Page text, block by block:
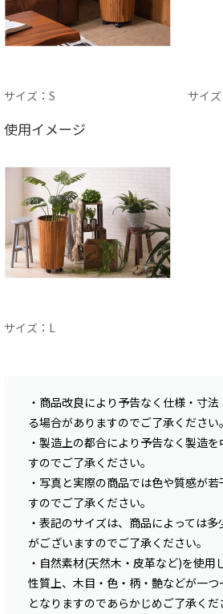
サイズ：S サイズ
使用イメージ
サイズ：L
・商品改良により予告なく仕様・寸
る場合がありますのでご了承ください。
・製造上の都合により予告なく製造
すのでご了承ください。
・写真と実際の商品では色や質感が
すのでご了承ください。
・表記のサイズは、商品によっては
がございますのでご了承ください。
・自然素材(天然木・皮革など)を使用
性質上、木目・色・柄・艶などが一つ
となりますのであらかじめご了承くだ